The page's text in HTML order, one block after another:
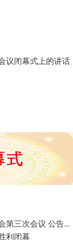
议闭幕式上的讲话
第三次会议 公告...
利闭幕